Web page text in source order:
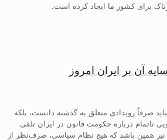
برای کشور ما ایجاد کرده است.
آن بر ایران امروز
صرفاً رویدادی متعلق به گذشته دانست، بلکه
ناتمام درباره حکومت قانون در ایران تلقی
همین باشد که هیچ نظام سیاسی، صرف‌نظر از